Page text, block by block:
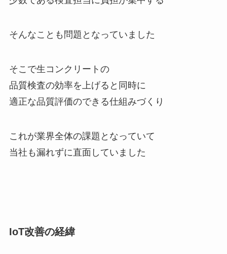
そんなことも問題となっていました
そこで生コンクリートの
品質検査の効率を上げると同時に
適正な品質評価のできる仕組みづくり
これが業界全体の課題となっていて
当社も漏れずに直面していました
IoT改善の経緯